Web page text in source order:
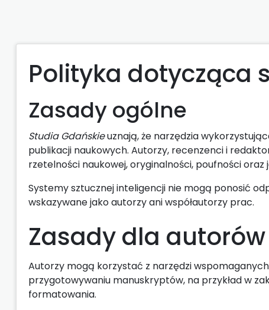
Polityka dotycząca
Zasady ogólne
Studia Gdańskieuznają, że narzędzia
publikacji naukowych. Autorzy, recenzenci i
rzetelności naukowej, oryginalności, poufności
Systemy sztucznej inteligencji nie mogą ponosić
wskazywane jako autorzy ani współautorzy prac.
Zasady dla autorów
Autorzy mogą korzystać z narzędzi
przygotowywaniu manuskryptów, na przykład w
formatowania.